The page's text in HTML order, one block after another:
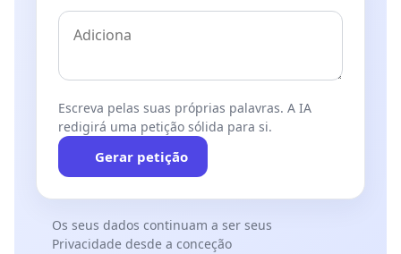
Escreva pelas suas próprias palavras. A IA
redigirá uma petição sólida para si.
Gerar petição
Os seus dados continuam a ser seus
Privacidade desde a conceção